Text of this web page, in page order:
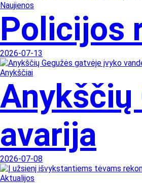
Naujienos
Policijos
2026-07-13
Anykščiai
Anykščių
avarija
2026-07-08
Aktualijos